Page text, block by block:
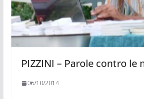
PIZZINI – Parole contro le
06/10/2014